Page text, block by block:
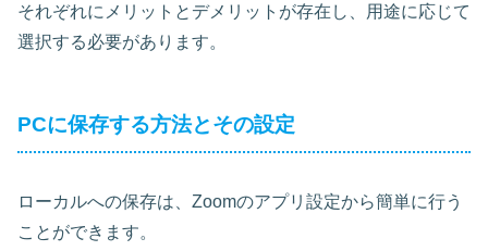
それぞれにメリットとデメリットが存在し、用途に応じて
選択する必要があります。
PCに保存する方法とその設定
ローカルへの保存は、Zoomのアプリ設定から簡単に行う
ことができます。